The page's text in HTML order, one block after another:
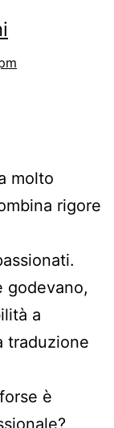
molto
rigore
godevano,
a
traduzione
è